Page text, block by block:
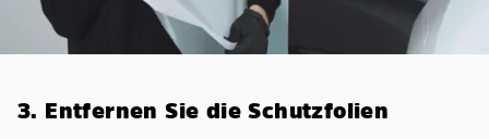
3. Entfernen Sie die Schutzfolien